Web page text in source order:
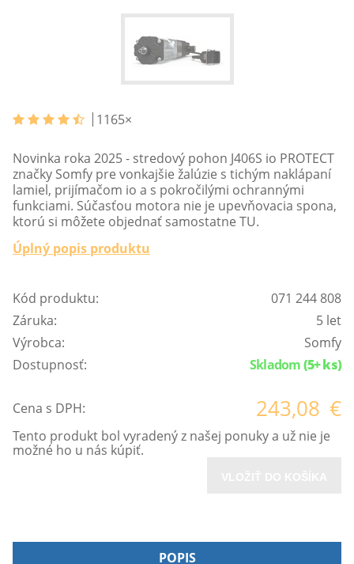
1165×
Novinka roka 2025 - stredový pohon J406S io PROTECT
značky Somfy pre vonkajšie žalúzie s tichým naklápaní
lamiel, prijímačom io a s pokročilými ochrannými
funkciami. Súčasťou motora nie je upevňovacia spona,
ktorú si môžete objednať samostatne TU.
Úplný popis produktu
Kód produktu:
071 244 808
Záruka:
5 let
Výrobca:
Somfy
Dostupnosť:
Skladom(5+ ks)
Cena s DPH: 243,08 €
Tento produkt bol vyradený z našej ponuky a už nie je
možné ho u nás kúpiť.
POPIS